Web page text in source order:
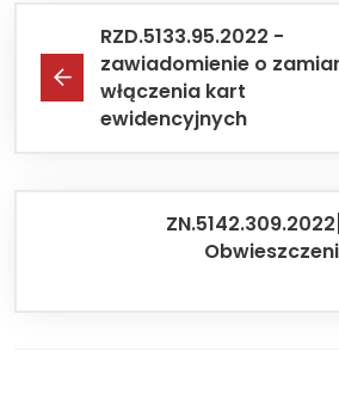
RZD.5133.95.2022 -
zawiadomienie o
włączenia kart
ewidencyjnych